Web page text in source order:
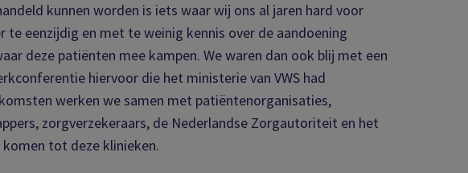
kunnen worden is iets waar wij ons al jaren hard voor
te eenzijdig en met te weinig kennis over de aandoening
deze patiënten mee kampen. We waren dan ook blij met een
hiervoor die het ministerie van VWS had
werken we samen met patiëntenorganisaties,
zorgverzekeraars, de Nederlandse Zorgautoriteit en het
tot deze klinieken.